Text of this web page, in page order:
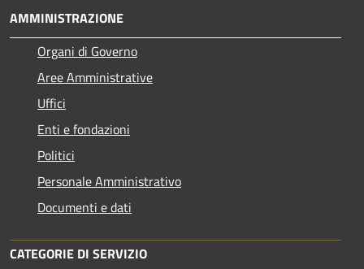
AMMINISTRAZIONE
Organi di Governo
Aree Amministrative
Uffici
Enti e fondazioni
Politici
Personale Amministrativo
Documenti e dati
CATEGORIE DI SERVIZIO